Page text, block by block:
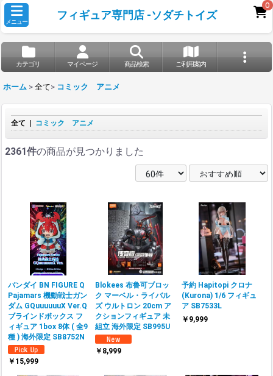
メニュー
フィギュア専門店 -ソダチトイズ
0
カテゴリ マイページ 商品検索 ご利用案内
ホーム > 全て> コミック アニメ
全て コミック アニメ
2361件の商品が見つかりました
バンダイ BN FIGURE Q
Pajamars 機動戦士ガン
ダム GQuuuuuuX Ver.Q
ブラインドボックス フ
ィギュア 1box 8体 ( 全9
種 ) 海外限定 SB8752N
￥15,999
Blokees 布鲁可ブロッ
ク マーベル・ライバル
ズ ウルトロン 20cm ア
クションフィギュア 未
組立 海外限定 SB995U
￥8,999
予約 Hapitopi クロナ
(Kurona) 1/6 フィギュ
ア SB7533L
￥9,999